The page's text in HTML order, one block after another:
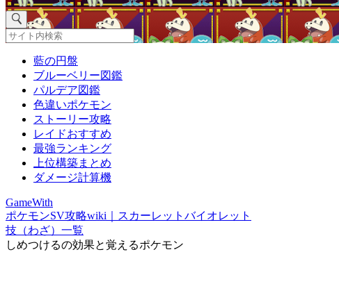
藍の円盤
ブルーベリー図鑑
パルデア図鑑
色違いポケモン
ストーリー攻略
レイドおすすめ
最強ランキング
上位構築まとめ
ダメージ計算機
GameWith
ポケモンSV攻略wiki｜スカーレットバイオレット
技（わざ）一覧
しめつけるの効果と覚えるポケモン